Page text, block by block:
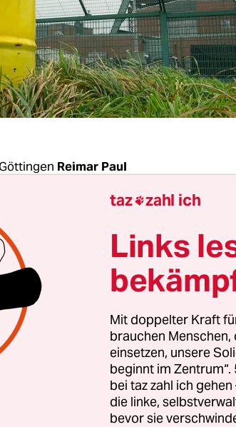
Reimar Paul
gegen das geplante
müssen Umweltverbände einen
Umweltministerium
Bundes für Umwelt und
(Nabu) ab. Diese
den
und mittelradioaktive
sei „nach intensiver
hieß es jetzt jedoch.
werden.
taz zahl ich
Links
Mit doppelter Kraft
brauchen
einsetzen, unsere
beginnt im
bei taz zahl ich
die linke,
bevor sie